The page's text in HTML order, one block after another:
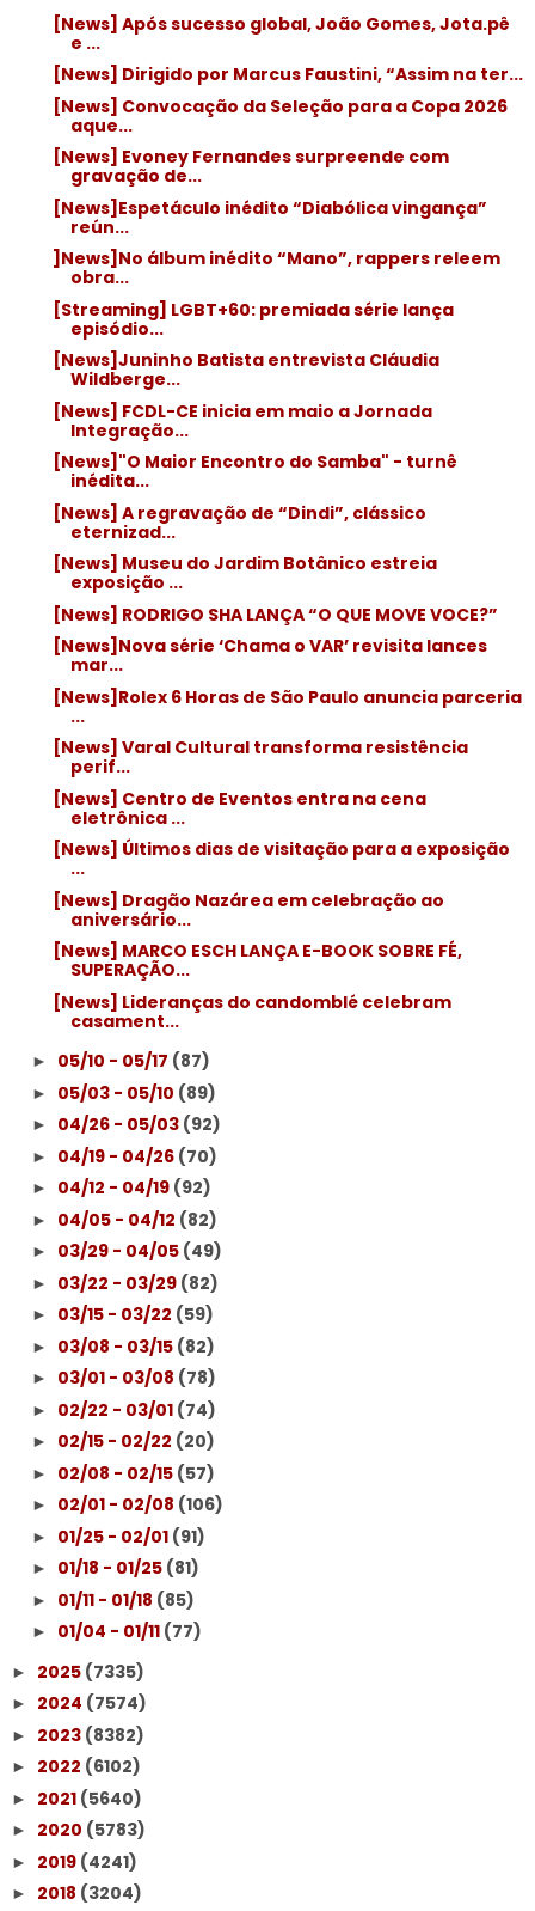
[News] Após sucesso global, João Gomes, Jota.pê
e ...
[News] Dirigido por Marcus Faustini, “Assim na ter...
[News] Convocação da Seleção para a Copa 2026
aque...
[News] Evoney Fernandes surpreende com
gravação de...
[News]Espetáculo inédito “Diabólica vingança”
reún...
]News]No álbum inédito “Mano”, rappers releem
obra...
[Streaming] LGBT+60: premiada série lança
episódio...
[News]Juninho Batista entrevista Cláudia
Wildberge...
[News] FCDL-CE inicia em maio a Jornada
Integração...
[News]"O Maior Encontro do Samba" - turnê
inédita...
[News] A regravação de “Dindi”, clássico
eternizad...
[News] Museu do Jardim Botânico estreia
exposição ...
[News] RODRIGO SHA LANÇA “O QUE MOVE VOCE?”
[News]Nova série ‘Chama o VAR’ revisita lances
mar...
[News]Rolex 6 Horas de São Paulo anuncia parceria
...
[News] Varal Cultural transforma resistência
perif...
[News] Centro de Eventos entra na cena
eletrônica ...
[News] Últimos dias de visitação para a exposição
...
[News] Dragão Nazárea em celebração ao
aniversário...
[News] MARCO ESCH LANÇA E-BOOK SOBRE FÉ,
SUPERAÇÃO...
[News] Lideranças do candomblé celebram
casament...
► 05/10 - 05/17 (87)
► 05/03 - 05/10 (89)
► 04/26 - 05/03 (92)
► 04/19 - 04/26 (70)
► 04/12 - 04/19 (92)
► 04/05 - 04/12 (82)
► 03/29 - 04/05 (49)
► 03/22 - 03/29 (82)
► 03/15 - 03/22 (59)
► 03/08 - 03/15 (82)
► 03/01 - 03/08 (78)
► 02/22 - 03/01 (74)
► 02/15 - 02/22 (20)
► 02/08 - 02/15 (57)
► 02/01 - 02/08 (106)
► 01/25 - 02/01 (91)
► 01/18 - 01/25 (81)
► 01/11 - 01/18 (85)
► 01/04 - 01/11 (77)
► 2025 (7335)
► 2024 (7574)
► 2023 (8382)
► 2022 (6102)
► 2021 (5640)
► 2020 (5783)
► 2019 (4241)
► 2018 (3204)